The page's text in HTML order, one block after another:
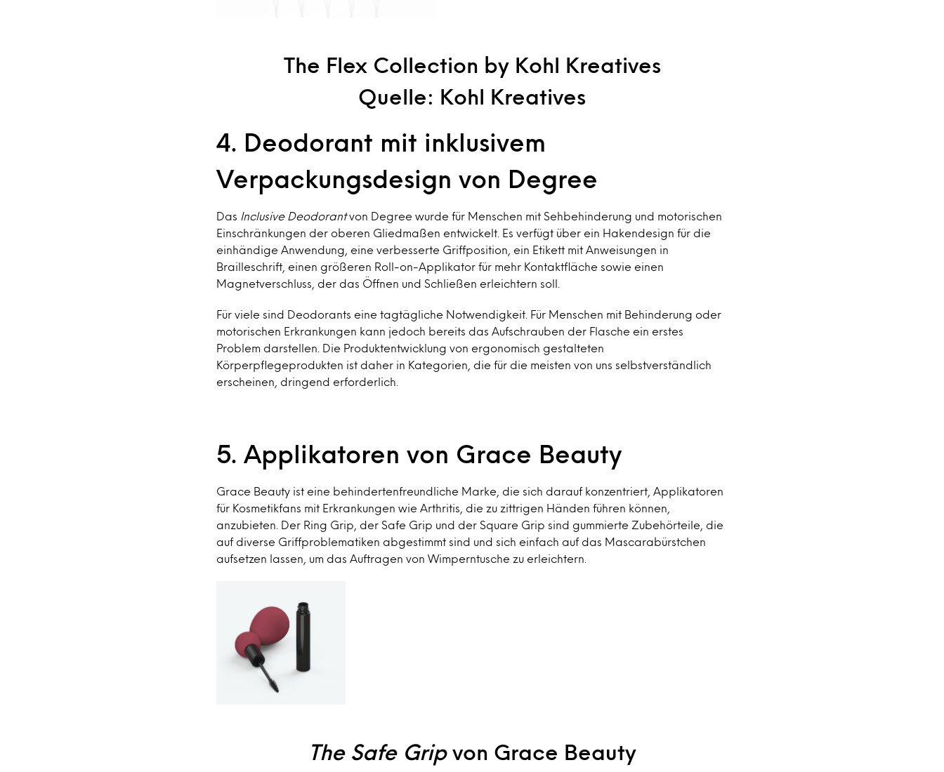
The Flex Collection by Kohl Kreatives
Quelle: Kohl Kreatives
4. Deodorant mit inklusivem
Verpackungsdesign von Degree
Das Inclusive Deodorantvon Degree wurde für Menschen mit Sehbehinderung und motorischen
Einschränkungen der oberen Gliedmaßen entwickelt. Es verfügt über ein Hakendesign für die
einhändige Anwendung, eine verbesserte Griffposition, ein Etikett mit Anweisungen in
Brailleschrift, einen größeren Roll-on-Applikator für mehr Kontaktfläche sowie einen
Magnetverschluss, der das Öffnen und Schließen erleichtern soll.
Für viele sind Deodorants eine tagtägliche Notwendigkeit. Für Menschen mit Behinderung oder
motorischen Erkrankungen kann jedoch bereits das Aufschrauben der Flasche ein erstes
Problem darstellen. Die Produktentwicklung von ergonomisch gestalteten
Körperpflegeprodukten ist daher in Kategorien, die für die meisten von uns selbstverständlich
erscheinen, dringend erforderlich.
5. Applikatoren von Grace Beauty
Grace Beauty ist eine behindertenfreundliche Marke, die sich darauf konzentriert, Applikatoren
für Kosmetikfans mit Erkrankungen wie Arthritis, die zu zittrigen Händen führen können,
anzubieten. Der Ring Grip, der Safe Grip und der Square Grip sind gummierte Zubehörteile, die
auf diverse Griffproblematiken abgestimmt sind und sich einfach auf das Mascarabürstchen
aufsetzen lassen, um das Auftragen von Wimperntusche zu erleichtern.
The Safe Gripvon Grace Beauty